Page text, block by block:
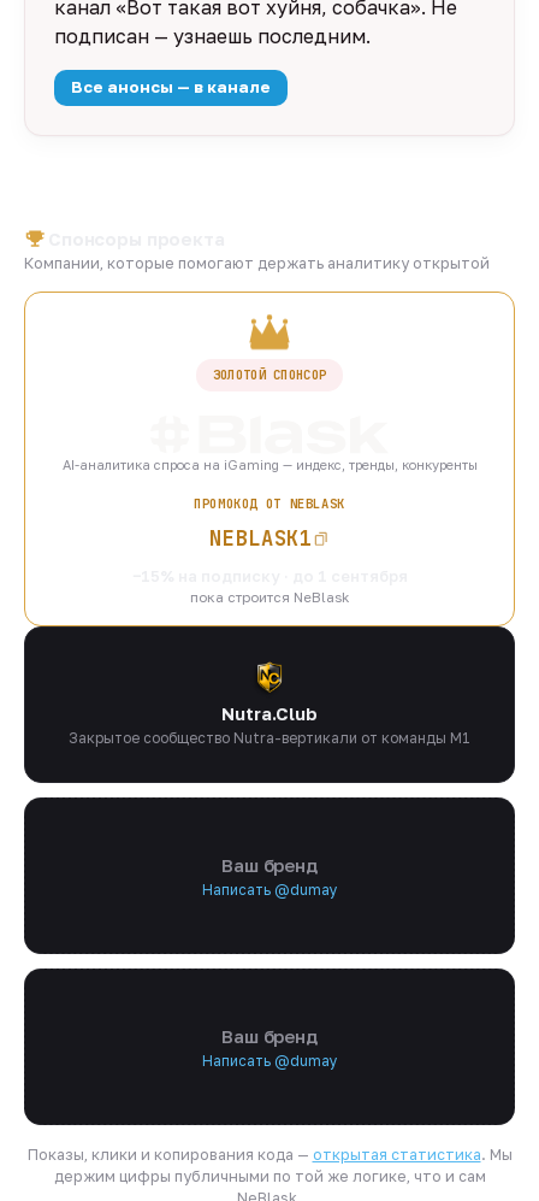
канал «Вот такая вот хуйня, собачка». Не
подписан — узнаешь последним.
Все анонсы — в канале
Компании, которые помогают держать аналитику открытой
ЗОЛОТОЙ СПОНСОР
AI-аналитика спроса на iGaming — индекс, тренды, конкуренты
ПРОМОКОД ОТ NEBLASK
NEBLASK1
пока строится NeBlask
Nutra.Club
Закрытое сообщество Nutra-вертикали от команды M1
Ваш бренд
Написать @dumay
Ваш бренд
Написать @dumay
Показы, клики и копирования кода — открытая статистика. Мы
держим цифры публичными по той же логике, что и сам